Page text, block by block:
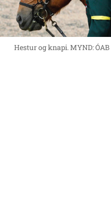
Hestur og knapi. MYND: ÓAB